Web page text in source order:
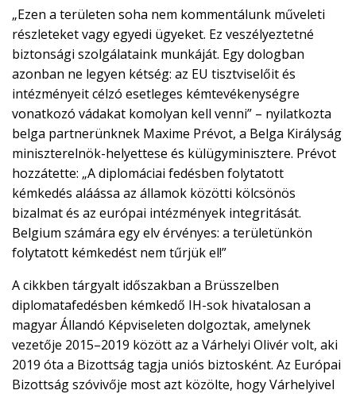
„Ezen a területen soha nem kommentálunk műveleti
részleteket vagy egyedi ügyeket. Ez veszélyeztetné
biztonsági szolgálataink munkáját. Egy dologban
azonban ne legyen kétség: az EU tisztviselőit és
intézményeit célzó esetleges kémtevékenységre
vonatkozó vádakat komolyan kell venni” – nyilatkozta
belga partnerünknek Maxime Prévot, a Belga Királyság
miniszterelnök-helyettese és külügyminisztere. Prévot
hozzátette: „A diplomáciai fedésben folytatott
kémkedés aláássa az államok közötti kölcsönös
bizalmat és az európai intézmények integritását.
Belgium számára egy elv érvényes: a területünkön
folytatott kémkedést nem tűrjük el!”
A cikkben tárgyalt időszakban a Brüsszelben
diplomatafedésben kémkedő IH-sok hivatalosan a
magyar Állandó Képviseleten dolgoztak, amelynek
vezetője 2015–2019 között az a Várhelyi Olivér volt, aki
2019 óta a Bizottság tagja uniós biztosként. Az Európai
Bizottság szóvivője most azt közölte, hogy Várhelyivel